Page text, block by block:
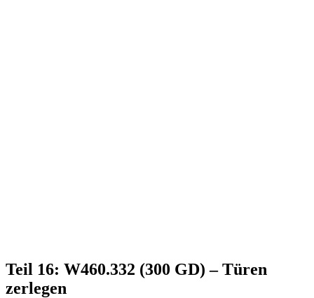
Teil 16: W460.332 (300 GD) – Türen
zerlegen